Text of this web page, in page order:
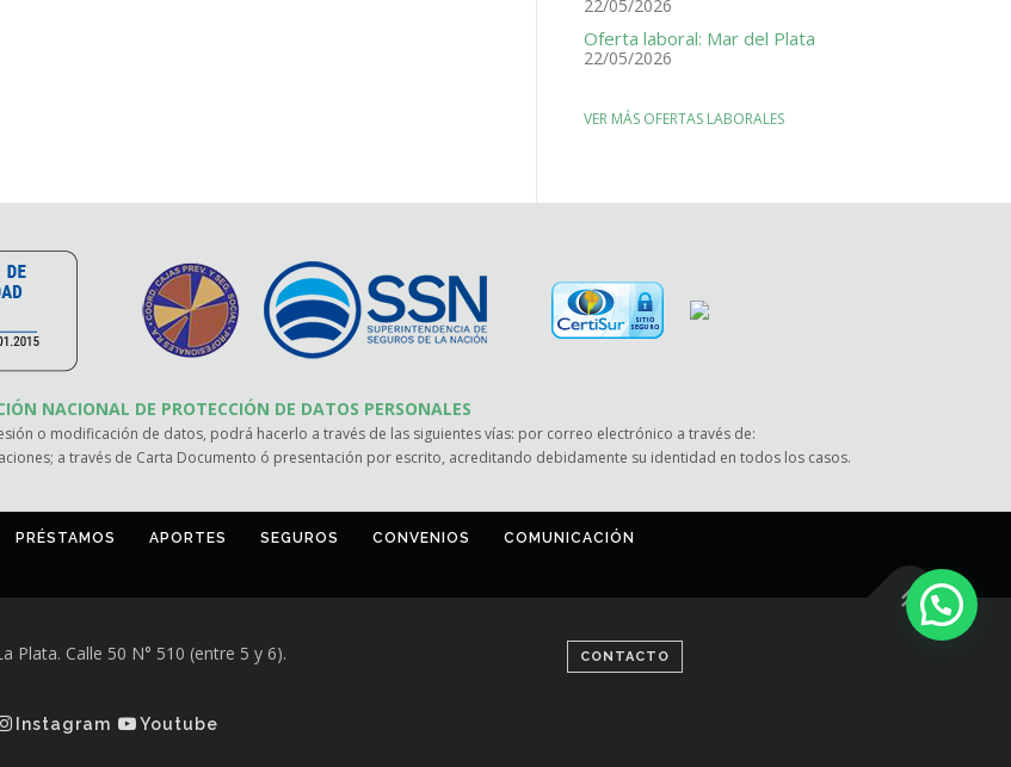
22/05/2026
Oferta laboral: Mar del Plata
22/05/2026
VER MÁS OFERTAS LABORALES
NACIONAL DE PROTECCIÓN DE DATOS PERSONALES
o modificación de datos, podrá hacerlo a través de las siguientes vías: por correo electrónico a través de:
a través de Carta Documento ó presentación por escrito, acreditando debidamente su identidad en todos los casos.
PRÉSTAMOS APORTES SEGUROS CONVENIOS COMUNICACIÓN
Plata. Calle 50 N° 510 (entre 5 y 6).
Instagram Youtube
CONTACTO